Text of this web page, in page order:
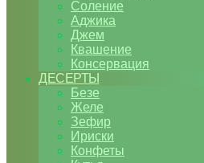
Соление
Аджика
Джем
Квашение
Консервация
ДЕСЕРТЫ
Безе
Желе
Зефир
Ириски
Конфеты